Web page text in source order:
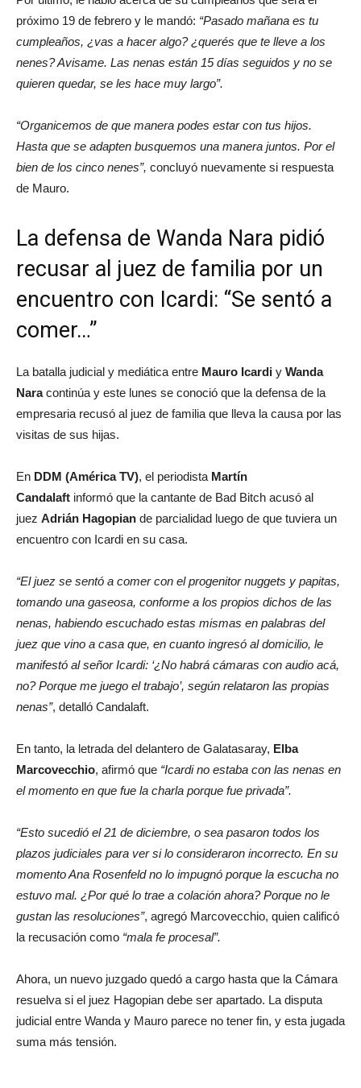
próximo 19 de febrero y le mandó: “Pasado mañana es tu
cumpleaños, ¿vas a hacer algo? ¿querés que te lleve a los
nenes? Avisame. Las nenas están 15 días seguidos y no se
quieren quedar, se les hace muy largo”.
“Organicemos de que manera podes estar con tus hijos.
Hasta que se adapten busquemos una manera juntos. Por el
bien de los cinco nenes”, concluyó nuevamente si respuesta
de Mauro.
La defensa de Wanda Nara pidió
recusar al juez de familia por un
encuentro con Icardi: “Se sentó a
comer…”
La batalla judicial y mediática entre Mauro Icardi y Wanda
Naracontinúa y este lunes se conoció que la defensa de la
empresaria recusó al juez de familia que lleva la causa por las
visitas de sus hijas.
En DDM (América TV), el periodista Martín
Candalaft informó que la cantante de Bad Bitch acusó al
juez Adrián Hagopian de parcialidad luego de que tuviera un
encuentro con Icardi en su casa.
“El juez se sentó a comer con el progenitor nuggets y papitas,
tomando una gaseosa, conforme a los propios dichos de las
nenas, habiendo escuchado estas mismas en palabras del
juez que vino a casa que, en cuanto ingresó al domicilio, le
manifestó al señor Icardi: ‘¿No habrá cámaras con audio acá,
no? Porque me juego el trabajo’, según relataron las propias
nenas”, detalló Candalaft.
En tanto, la letrada del delantero de Galatasaray, Elba
Marcovecchio, afirmó que “Icardi no estaba con las nenas en
el momento en que fue la charla porque fue privada”.
“Esto sucedió el 21 de diciembre, o sea pasaron todos los
plazos judiciales para ver si lo consideraron incorrecto. En su
momento Ana Rosenfeld no lo impugnó porque la escucha no
estuvo mal. ¿Por qué lo trae a colación ahora? Porque no le
gustan las resoluciones”, agregó Marcovecchio, quien calificó
la recusación como “mala fe procesal”.
Ahora, un nuevo juzgado quedó a cargo hasta que la Cámara
resuelva si el juez Hagopian debe ser apartado. La disputa
judicial entre Wanda y Mauro parece no tener fin, y esta jugada
suma más tensión.